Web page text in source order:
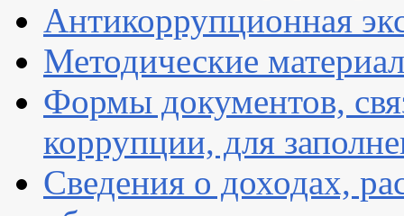
Антикоррупционная
Методические
Формы документов,
коррупции, для
Сведения о доходах,